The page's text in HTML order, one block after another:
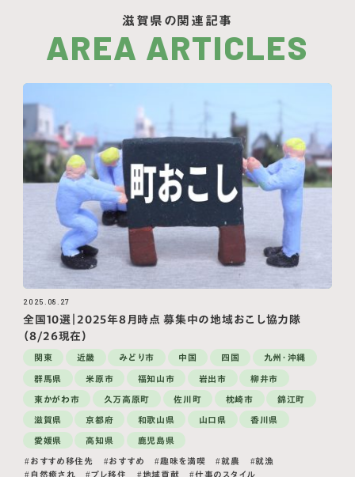
滋賀県の関連記事
AREA ARTICLES
2025.08.27
全国10選｜2025年8月時点 募集中の地域おこし協力隊
（8/26現在）
関東 近畿 みどり市 中国 四国 九州・沖縄
群馬県 米原市 福知山市 岩出市 柳井市
東かがわ市 久万高原町 佐川町 枕崎市 錦江町
滋賀県 京都府 和歌山県 山口県 香川県
愛媛県 高知県 鹿児島県
おすすめ移住先 おすすめ 趣味を満喫 就農
就漁
自然癒され
プレ移住 地域貢献 仕事のスタイル